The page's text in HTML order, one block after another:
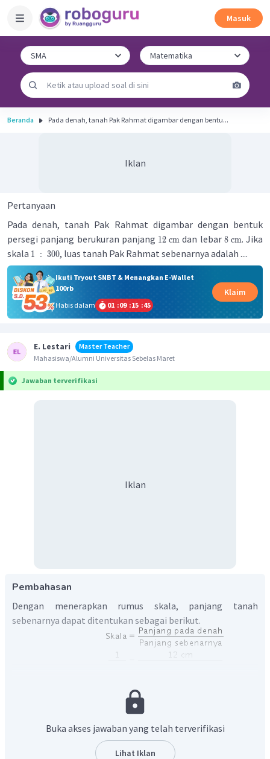
Masuk
Beranda Pada denah, tanah Pak Rahmat digambar dengan bentu...
Iklan
Pertanyaan
Pada denah, tanah Pak Rahmat digambar dengan bentuk
persegi panjang berukuran panjang 12 cm dan lebar 8 cm. Jika
skala 1 : 300, luas tanah Pak Rahmat sebenarnya adalah ....
Ikuti Tryout SNBT & Menangkan E-Wallet
100rb
Habis dalam
01 :09 :15 :45
Klaim
E. Lestari
Master Teacher
Mahasiswa/Alumni Universitas Sebelas Maret
Jawaban terverifikasi
Iklan
Pembahasan
Dengan menerapkan rumus skala, panjang tanah
sebenarnya dapat ditentukan sebagai berikut.
Dengan cara yang sama, lebar tanah sebenarnya dapat
ditentukan sebagai berikut.
Buka akses jawaban yang telah terverifikasi
Lihat Iklan